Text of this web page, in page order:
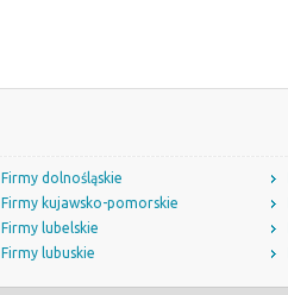
Firmy dolnośląskie
Firmy kujawsko-pomorskie
Firmy lubelskie
Firmy lubuskie